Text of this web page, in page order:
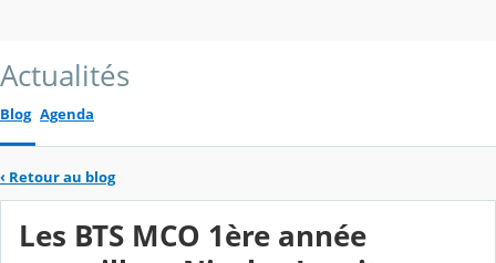
Actualités
Blog Agenda
‹ Retour au blog
Les BTS MCO 1ère année